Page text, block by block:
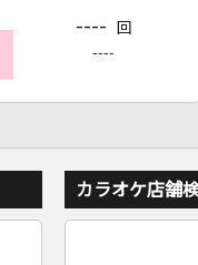
---- 回
----
カラオケ店舗